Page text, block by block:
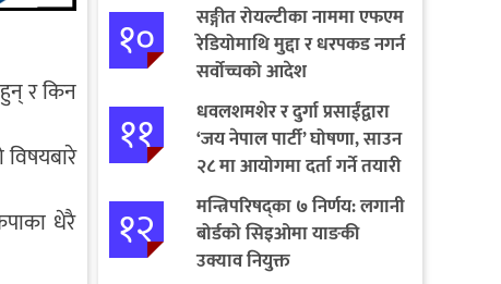
र किन
धेरै
१०
सङ्गीत रोयल्टीका नाममा एफएम
रेडियोमाथि मुद्दा र धरपकड नगर्न
सर्वोच्चको आदेश
११
धवलशमशेर र दुर्गा प्रसाईंद्वारा
‘जय नेपाल पार्टी’ घोषणा, साउन
२८ मा आयोगमा दर्ता गर्ने तयारी
१२
मन्त्रिपरिषद्का ७ निर्णय: लगानी
बोर्डको सिइओमा याङकी
उक्याव नियुक्त